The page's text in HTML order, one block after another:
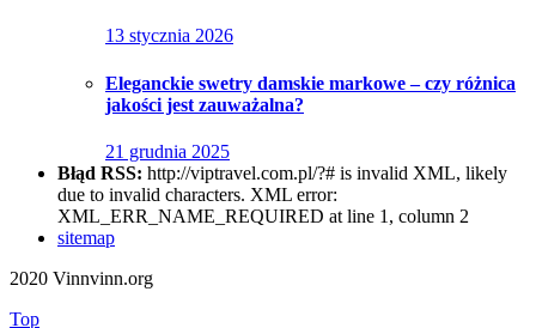
13 stycznia 2026
Eleganckie swetry damskie markowe – czy różnica
jakości jest zauważalna?
21 grudnia 2025
Błąd RSS: http://viptravel.com.pl/?# is invalid XML, likely
due to invalid characters. XML error:
XML_ERR_NAME_REQUIRED at line 1, column 2
sitemap
2020 Vinnvinn.org
Top